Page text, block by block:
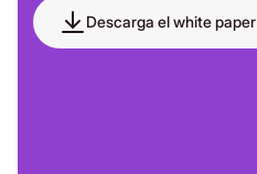
Descarga el white paper